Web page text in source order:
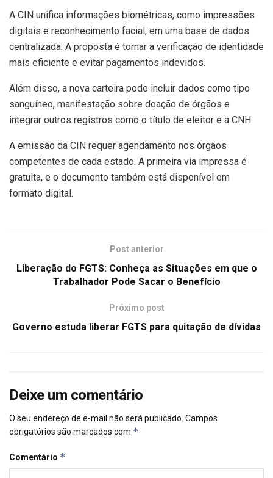
A CIN unifica informações biométricas, como impressões
digitais e reconhecimento facial, em uma base de dados
centralizada. A proposta é tornar a verificação de identidade
mais eficiente e evitar pagamentos indevidos.
Além disso, a nova carteira pode incluir dados como tipo
sanguíneo, manifestação sobre doação de órgãos e
integrar outros registros como o título de eleitor e a CNH.
A emissão da CIN requer agendamento nos órgãos
competentes de cada estado. A primeira via impressa é
gratuita, e o documento também está disponível em
formato digital.
Post anterior
Liberação do FGTS: Conheça as Situações em que o
Trabalhador Pode Sacar o Benefício
Próximo post
Governo estuda liberar FGTS para quitação de dívidas
Deixe um comentário
O seu endereço de e-mail não será publicado. Campos
obrigatórios são marcados com *
Comentário *